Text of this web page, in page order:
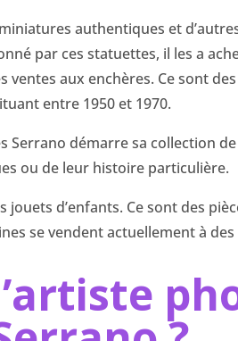
authentiques et
par ces statuettes, il les a
ventes aux enchères. Ce sont
entre 1950 et 1970.
Serrano démarre sa collection
ou de leur histoire particulière.
jouets d’enfants. Ce sont des
se vendent actuellement à